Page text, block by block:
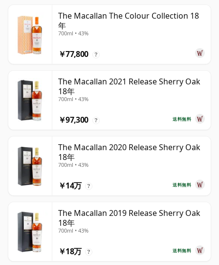
The Macallan The Colour Collection 18
年
700ml • 43%
￥77,800 ?
The Macallan 2021 Release Sherry Oak
18年
700ml • 43%
送料無料
￥97,300 ?
The Macallan 2020 Release Sherry Oak
18年
700ml • 43%
送料無料
￥14万 ?
The Macallan 2019 Release Sherry Oak
18年
700ml • 43%
送料無料
￥18万 ?